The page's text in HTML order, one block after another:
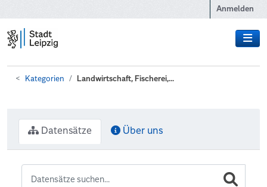
Anmelden
Kategorien Landwirtschaft, Fischerei,...
Datensätze Über uns